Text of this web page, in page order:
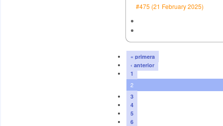
#475 (21 February 2025)
« primera
‹ anterior
1
2
3
4
5
6